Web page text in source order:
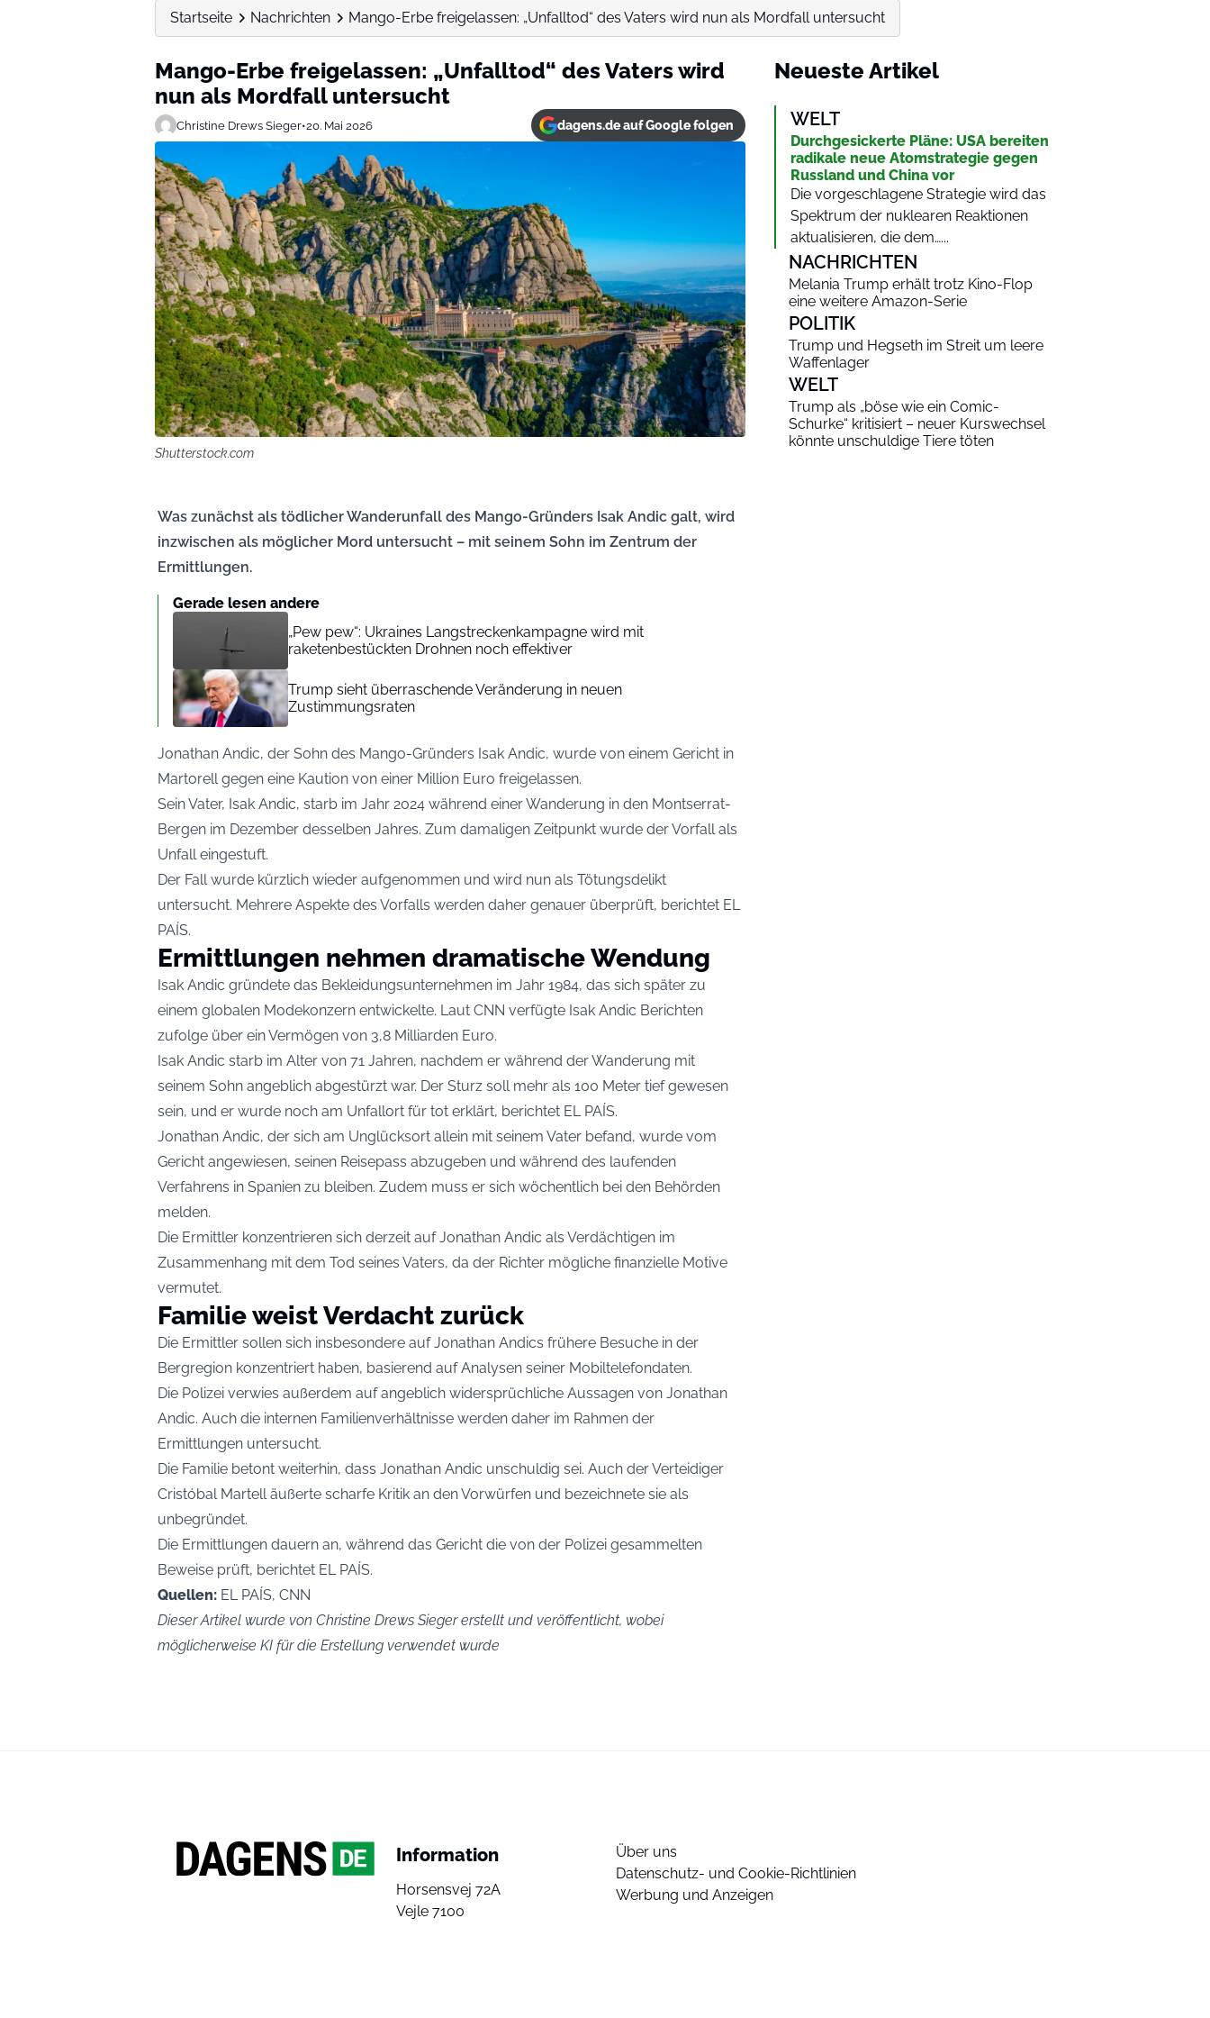
Startseite Nachrichten Mango-Erbe freigelassen: „Unfalltod“ des Vaters wird nun als Mordfall untersucht
Mango-Erbe freigelassen: „Unfalltod“ des Vaters wird
nun als Mordfall untersucht
Christine Drews Sieger•20. Mai 2026 dagens.de auf Google folgen
Shutterstock.com
Was zunächst als tödlicher Wanderunfall des Mango-Gründers Isak Andic galt, wird
inzwischen als möglicher Mord untersucht – mit seinem Sohn im Zentrum der
Ermittlungen.
Gerade lesen andere
„Pew pew“: Ukraines Langstreckenkampagne wird mit
raketenbestückten Drohnen noch effektiver
Trump sieht überraschende Veränderung in neuen
Zustimmungsraten
Jonathan Andic, der Sohn des Mango-Gründers Isak Andic, wurde von einem Gericht in
Martorell gegen eine Kaution von einer Million Euro freigelassen.
Sein Vater, Isak Andic, starb im Jahr 2024 während einer Wanderung in den Montserrat-
Bergen im Dezember desselben Jahres. Zum damaligen Zeitpunkt wurde der Vorfall als
Unfall eingestuft.
Der Fall wurde kürzlich wieder aufgenommen und wird nun als Tötungsdelikt
untersucht. Mehrere Aspekte des Vorfalls werden daher genauer überprüft, berichtet EL
PAÍS.
Ermittlungen nehmen dramatische Wendung
Isak Andic gründete das Bekleidungsunternehmen im Jahr 1984, das sich später zu
einem globalen Modekonzern entwickelte. Laut CNN verfügte Isak Andic Berichten
zufolge über ein Vermögen von 3,8 Milliarden Euro.
Isak Andic starb im Alter von 71 Jahren, nachdem er während der Wanderung mit
seinem Sohn angeblich abgestürzt war. Der Sturz soll mehr als 100 Meter tief gewesen
sein, und er wurde noch am Unfallort für tot erklärt, berichtet EL PAÍS.
Jonathan Andic, der sich am Unglücksort allein mit seinem Vater befand, wurde vom
Gericht angewiesen, seinen Reisepass abzugeben und während des laufenden
Verfahrens in Spanien zu bleiben. Zudem muss er sich wöchentlich bei den Behörden
melden.
Die Ermittler konzentrieren sich derzeit auf Jonathan Andic als Verdächtigen im
Zusammenhang mit dem Tod seines Vaters, da der Richter mögliche finanzielle Motive
vermutet.
Familie weist Verdacht zurück
Die Ermittler sollen sich insbesondere auf Jonathan Andics frühere Besuche in der
Bergregion konzentriert haben, basierend auf Analysen seiner Mobiltelefondaten.
Die Polizei verwies außerdem auf angeblich widersprüchliche Aussagen von Jonathan
Andic. Auch die internen Familienverhältnisse werden daher im Rahmen der
Ermittlungen untersucht.
Die Familie betont weiterhin, dass Jonathan Andic unschuldig sei. Auch der Verteidiger
Cristóbal Martell äußerte scharfe Kritik an den Vorwürfen und bezeichnete sie als
unbegründet.
Die Ermittlungen dauern an, während das Gericht die von der Polizei gesammelten
Beweise prüft, berichtet EL PAÍS.
Quellen: EL PAÍS, CNN
Dieser Artikel wurde von Christine Drews Sieger erstellt und veröffentlicht, wobei
möglicherweise KI für die Erstellung verwendet wurde
Neueste Artikel
WELT
Durchgesickerte Pläne: USA bereiten
radikale neue Atomstrategie gegen
Russland und China vor
Die vorgeschlagene Strategie wird das
Spektrum der nuklearen Reaktionen
aktualisieren, die dem…...
NACHRICHTEN
Melania Trump erhält trotz Kino-Flop
eine weitere Amazon-Serie
POLITIK
Trump und Hegseth im Streit um leere
Waffenlager
WELT
Trump als „böse wie ein Comic-
Schurke“ kritisiert – neuer Kurswechsel
könnte unschuldige Tiere töten
Information
Horsensvej 72A
Vejle 7100
Über uns
Datenschutz- und Cookie-Richtlinien
Werbung und Anzeigen